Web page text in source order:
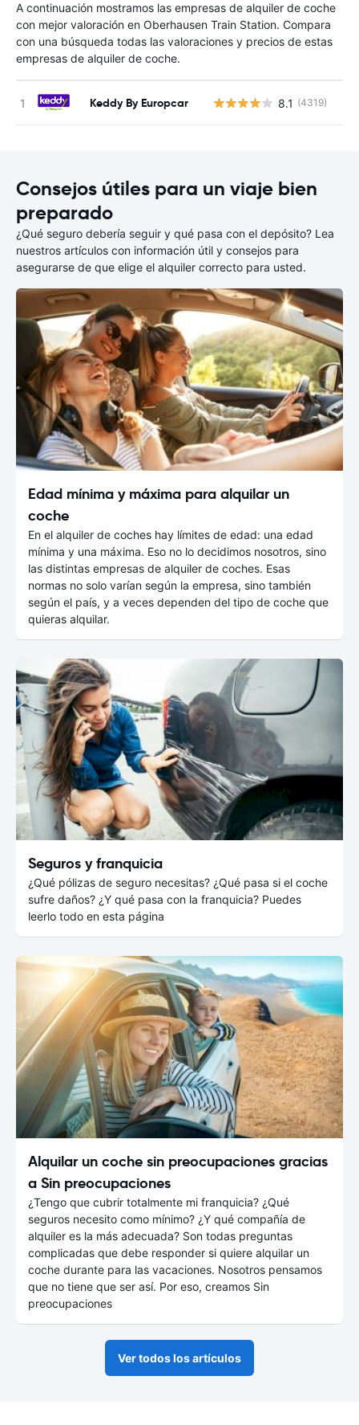
A continuación mostramos las empresas de alquiler de coche
con mejor valoración en Oberhausen Train Station. Compara
con una búsqueda todas las valoraciones y precios de estas
empresas de alquiler de coche.
Keddy By Europcar 8.1 (4319)
Consejos útiles para un viaje bien
preparado
¿Qué seguro debería seguir y qué pasa con el depósito? Lea
nuestros artículos con información útil y consejos para
asegurarse de que elige el alquiler correcto para usted.
Edad mínima y máxima para alquilar un
coche
En el alquiler de coches hay límites de edad: una edad
mínima y una máxima. Eso no lo decidimos nosotros, sino
las distintas empresas de alquiler de coches. Esas
normas no solo varían según la empresa, sino también
según el país, y a veces dependen del tipo de coche que
quieras alquilar.
Seguros y franquicia
¿Qué pólizas de seguro necesitas? ¿Qué pasa si el coche
sufre daños? ¿Y qué pasa con la franquicia? Puedes
leerlo todo en esta página
Alquilar un coche sin preocupaciones gracias
a Sin preocupaciones
¿Tengo que cubrir totalmente mi franquicia? ¿Qué
seguros necesito como mínimo? ¿Y qué compañía de
alquiler es la más adecuada? Son todas preguntas
complicadas que debe responder si quiere alquilar un
coche durante para las vacaciones. Nosotros pensamos
que no tiene que ser así. Por eso, creamos Sin
preocupaciones
Ver todos los artículos